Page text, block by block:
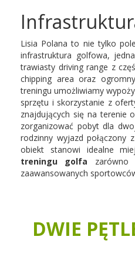
Lisia Polana to nie tylko
infrastruktura golfowa,
trawiasty driving range z
chipping area oraz
treningu umożliwiamy
sprzętu i skorzystanie z
znajdujących się na terenie
zorganizować pobyt dla
rodzinny wyjazd połączony
obiekt stanowi idealne
treningu golfa zarówno
zaawansowanych
DWIE